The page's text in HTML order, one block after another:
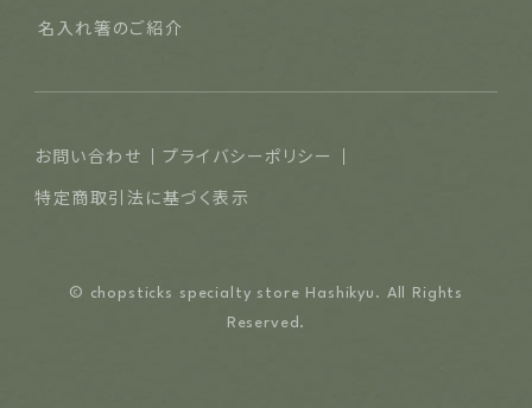
ご夫婦・ご両親へ（夫婦箸）
退職祝い
普段使い・自宅用
名入れ箸のご紹介
お問い合わせ
プライバシーポリシー
特定商取引法に基づく表示
© chopsticks specialty store Hashikyu. All Rights
Reserved.